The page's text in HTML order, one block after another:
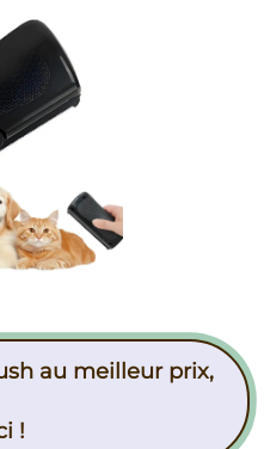
au meilleur prix,
!